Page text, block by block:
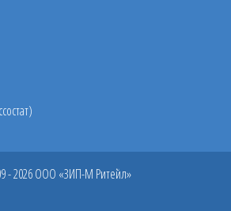
- 2026 ООО «ЗИП-М Ритейл»